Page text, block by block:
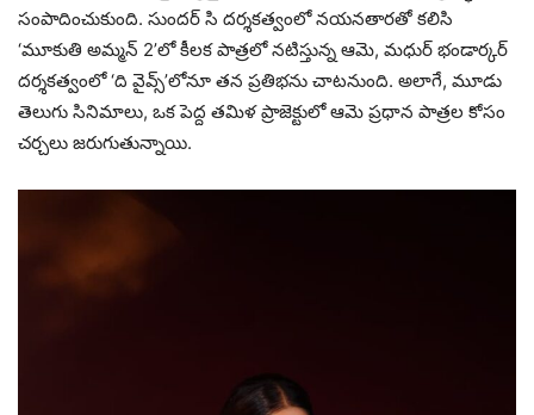
సంపాదించుకుంది. సుందర్ సి దర్శకత్వంలో నయనతారతో కలిసి
‘మూకుతి అమ్మన్ 2’లో కీలక పాత్రలో నటిస్తున్న ఆమె, మధుర్ భండార్కర్
దర్శకత్వంలో ‘ది వైవ్స్’లోనూ తన ప్రతిభను చాటనుంది. అలాగే, మూడు
తెలుగు సినిమాలు, ఒక పెద్ద తమిళ ప్రాజెక్టులో ఆమె ప్రధాన పాత్రల కోసం
చర్చలు జరుగుతున్నాయి.